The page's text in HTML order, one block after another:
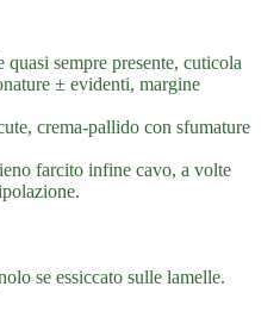
sempre presente, cuticola
± evidenti, margine
crema-pallido con sfumature
farcito infine cavo, a volte
se essiccato sulle lamelle.